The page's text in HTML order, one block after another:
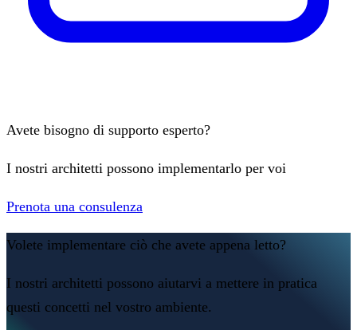
Avete bisogno di supporto esperto?
I nostri architetti possono implementarlo per voi
Prenota una consulenza
Volete implementare ciò che avete appena letto?
I nostri architetti possono aiutarvi a mettere in pratica
questi concetti nel vostro ambiente.